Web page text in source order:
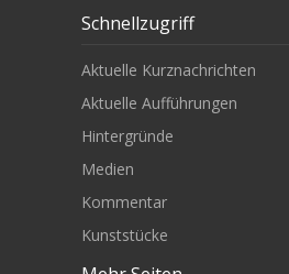
Schnellzugriff
Aktuelle Kurznachrichten
Aktuelle Aufführungen
Hintergründe
Medien
Kommentar
Kunststücke